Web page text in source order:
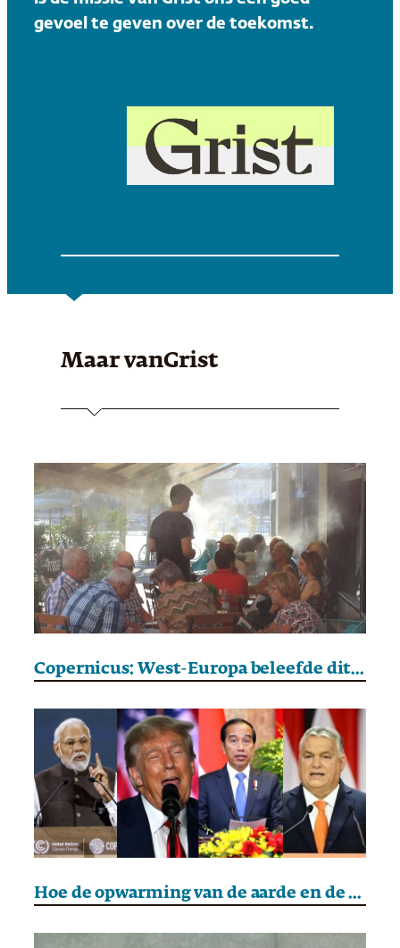
gevoel te geven over de toekomst.
Maar vanGrist
Copernicus: West-Europa beleefde dit jaar de warmste juni ooit
Hoe de opwarming van de aarde en de opkomst van autocraten hand in hand gaan